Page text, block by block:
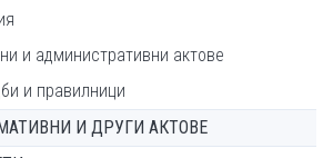
и административни актове
и правилници
И ДРУГИ АКТОВЕ